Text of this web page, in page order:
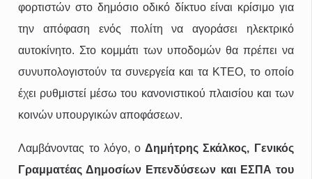
φορτιστών στο δημόσιο οδικό δίκτυο είναι κρίσιμο για
την απόφαση ενός πολίτη να αγοράσει ηλεκτρικό
αυτοκίνητο. Στο κομμάτι των υποδομών θα πρέπει να
συνυπολογιστούν τα συνεργεία και τα ΚΤΕΟ, το οποίο
έχει ρυθμιστεί μέσω του κανονιστικού πλαισίου και των
κοινών υπουργικών αποφάσεων.
Λαμβάνοντας το λόγο, οΔημήτρης Σκάλκος, Γενικός
Γραμματέας Δημοσίων Επενδύσεων και ΕΣΠΑ του